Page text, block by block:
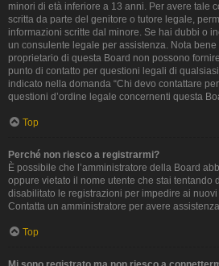
minori di età inferiore a 13 anni. Per avere tale
scritta da parte del genitore o tutore legale,
informazioni scritte dal minore. Se hai dubbi o
un consulente legale per assistenza. Nota bene
proprietario di questa Board non possono
punto di contatto per questioni legali di
indicato nella domanda “Chi devo contattare
questioni d’ordine legale concernenti questa
Top
Perché non riesco a registrarmi?
È possibile che l’amministratore della Board
oppure vietato il nome utente che stai tentando
disabilitato le registrazioni per impedire ai
Contatta un amministratore per avere
Top